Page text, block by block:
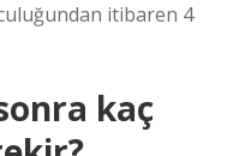
itibaren 4
kaç